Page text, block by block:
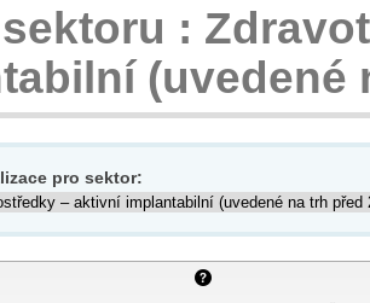
:
(uvedené
pro sektor: